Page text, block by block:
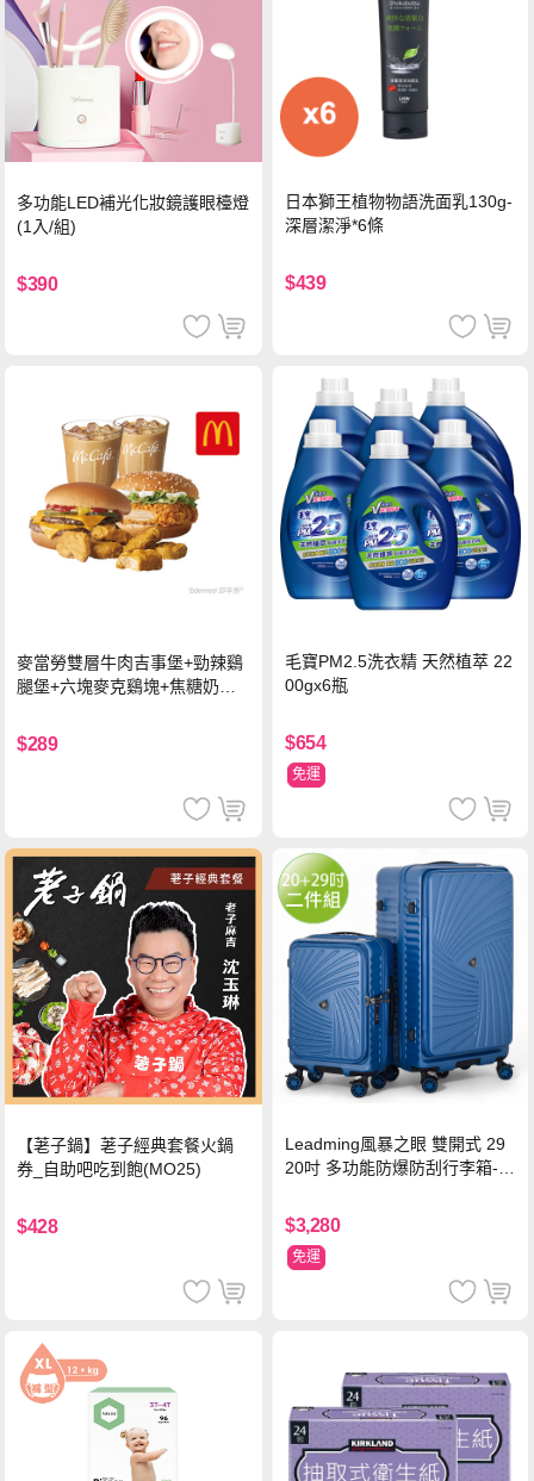
多功能LED補光化妝鏡護眼檯燈
(1入/組)
$390
日本獅王植物物語洗面乳130g-
深層潔淨*6條
$439
麥當勞雙層牛肉吉事堡+勁辣鷄
腿堡+六塊麥克鷄塊+焦糖奶茶
$289
毛寶PM2.5洗衣精 天然植萃 22
00gx6瓶
$654
免運
【荖子鍋】荖子經典套餐火鍋
券_自助吧吃到飽(MO25)
$428
Leadming風暴之眼 雙開式 29
20吋 多功能防爆防刮行李箱-海
$3,280
免運